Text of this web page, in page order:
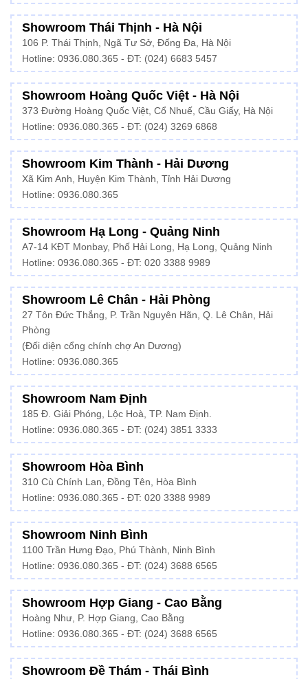
Showroom Thái Thịnh - Hà Nội
106 P. Thái Thịnh, Ngã Tư Sở, Đống Đa, Hà Nội
Hotline: 0936.080.365 - ĐT: (024) 6683 5457
Showroom Hoàng Quốc Việt - Hà Nội
373 Đường Hoàng Quốc Việt, Cổ Nhuế, Cầu Giấy, Hà Nội
Hotline: 0936.080.365 - ĐT: (024) 3269 6868
Showroom Kim Thành - Hải Dương
Xã Kim Anh, Huyện Kim Thành, Tỉnh Hải Dương
Hotline: 0936.080.365
Showroom Hạ Long - Quảng Ninh
A7-14 KĐT Monbay, Phố Hải Long, Hạ Long, Quảng Ninh
Hotline: 0936.080.365 - ĐT: 020 3388 9989
Showroom Lê Chân - Hải Phòng
27 Tôn Đức Thắng, P. Trần Nguyên Hãn, Q. Lê Chân, Hải
Phòng
(Đối diện cổng chính chợ An Dương)
Hotline: 0936.080.365
Showroom Nam Định
185 Đ. Giải Phóng, Lộc Hoà, TP. Nam Định.
Hotline: 0936.080.365 - ĐT: (024) 3851 3333
Showroom Hòa Bình
310 Cù Chính Lan, Đồng Tên, Hòa Bình
Hotline: 0936.080.365 - ĐT: 020 3388 9989
Showroom Ninh Bình
1100 Trần Hưng Đạo, Phú Thành, Ninh Bình
Hotline: 0936.080.365 - ĐT: (024) 3688 6565
Showroom Hợp Giang - Cao Bằng
Hoàng Như, P. Hợp Giang, Cao Bằng
Hotline: 0936.080.365 - ĐT: (024) 3688 6565
Showroom Đề Thám - Thái Bình